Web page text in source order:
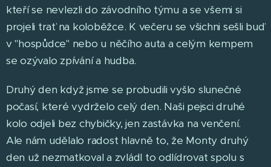
kteří se nevlezli do závodního týmu a se všemi si
projeli trať na koloběžce. K večeru se všichni sešli buď
v "hospůdce" nebo u něčího auta a celým kempem
se ozývalo zpívání a hudba.
Druhý den když jsme se probudili vyšlo slunečné
počasí, které vydrželo celý den. Naši pejsci druhé
kolo odjeli bez chybičky, jen zastávka na venčení. 😃
Ale nám udělalo radost hlavně to, že Monty druhý
den už nezmatkoval a zvládl to odlídrovat spolu s